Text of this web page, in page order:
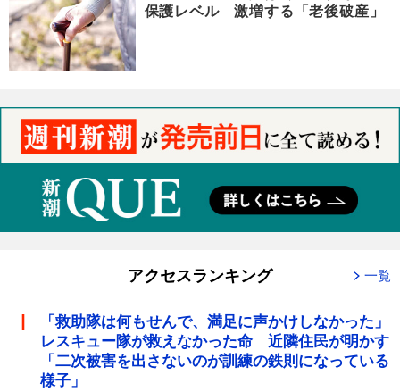
保護レベル 激増する「老後破産」
アクセスランキング 一覧
「救助隊は何もせんで、満足に声かけしなかった」
レスキュー隊が救えなかった命 近隣住民が明かす
「二次被害を出さないのが訓練の鉄則になっている
様子」